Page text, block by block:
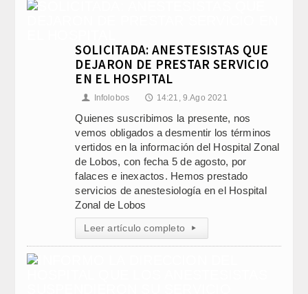
SOLICITADA: ANESTESISTAS QUE
DEJARON DE PRESTAR SERVICIO
EN EL HOSPITAL
👤 Infolobos 🕔 14:21, 9.Ago 2021
Quienes suscribimos la presente, nos
vemos obligados a desmentir los términos
vertidos en la información del Hospital Zonal
de Lobos, con fecha 5 de agosto, por
falaces e inexactos. Hemos prestado
servicios de anestesiología en el Hospital
Zonal de Lobos
Leer artículo completo ▸